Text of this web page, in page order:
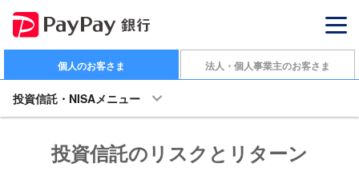
個人のお客さま 法人・個人事業主のお客さま
投資信託・NISAメニュー
投資信託のリスクとリターン